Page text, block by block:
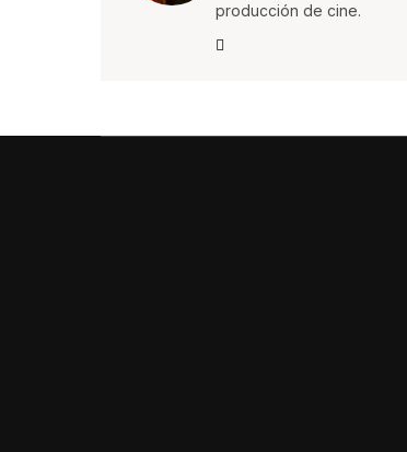
producción de cine.